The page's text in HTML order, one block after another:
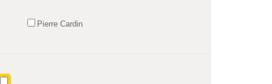
Pierre Cardin